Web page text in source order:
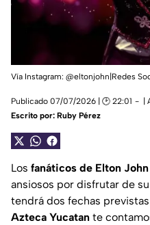
Vía Instagram: @eltonjohn|Redes
Publicado 07/07/2026 | 🕑 22:01
Escrito por: Ruby Pérez
Los fanáticos de Elton
ansiosos por disfrutar de
tendrá dos fechas
Azteca Yucatan te